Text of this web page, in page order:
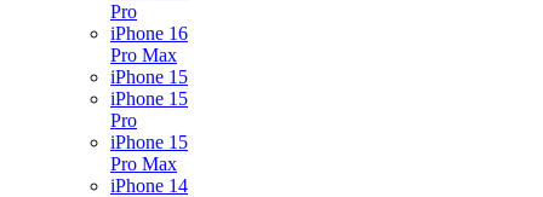
Pro
iPhone 16
Pro Max
iPhone 15
iPhone 15
Pro
iPhone 15
Pro Max
iPhone 14